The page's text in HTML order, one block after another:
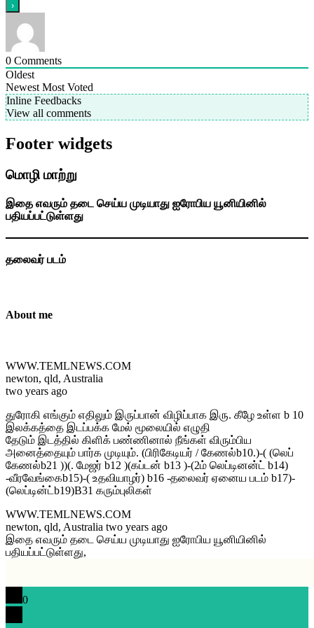
0 Comments
Oldest
Newest Most Voted
Inline Feedbacks
View all comments
Footer widgets
மொழி மாற்று
இதை எவரும் தடை செய்ய முடியாது ஐரோபிய யூனியினில்
பதியப்பட்டுள்ளது
தலைவர் படம்
About me
WWW.TEMLNEWS.COM
newton, qld, Australia
two years ago
துரோகி எங்கும் எதிலும் இருப்பான் விழிப்பாக இரு. கீழே உள்ள b 10
இலக்கத்தை இடப்பக்க மேல் மூலையில் எழுதி
தேடும் இடத்தில் கிளிக் பண்ணினால் நீங்கள் விரும்பிய
அனைத்தையும் பார்க முடியும். (பிரிகேடியர் / கேணல்b10.)-( (லெப்
கேணல்b21 ))(. மேஜர் b12 )(கப்டன் b13 )-(2ம் லெப்டினன்ட் b14)
-வீரவேங்கைb15)-( உதவியாழர்) b16 -தலைவர் ஏனைய படம் b17)-
(லெப்டின்ட்b19)B31 கரும்புலிகள்
WWW.TEMLNEWS.COM
newton, qld, Australia two years ago
இதை எவரும் தடை செய்ய முடியாது ஐரோபிய யூனியினில்
பதியப்பட்டுள்ளது,
0